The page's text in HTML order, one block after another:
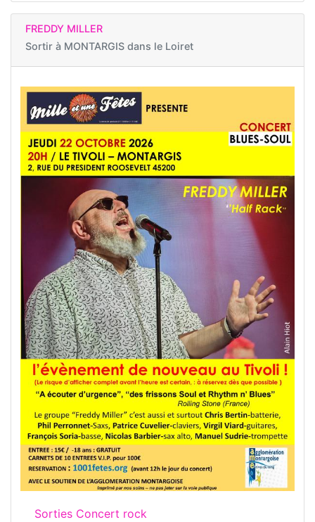
FREDDY MILLER
Sortir à MONTARGIS dans le Loiret
Sorties Concert rock